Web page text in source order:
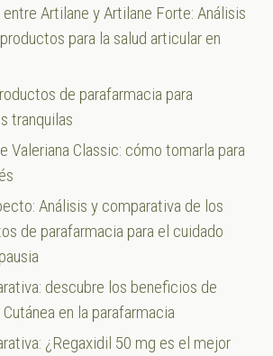
Artilane y Artilane Forte: Análisis
para la salud articular en
de parafarmacia para
tranquilas
Valeriana Classic: cómo tomarla para
Análisis y comparativa de los
de parafarmacia para el cuidado
descubre los beneficios de
en la parafarmacia
¿Regaxidil 50 mg es el mejor